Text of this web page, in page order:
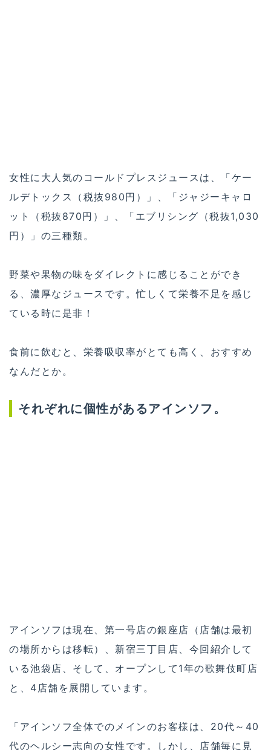
女性に大人気のコールドプレスジュースは、「ケー
ルデトックス（税抜980円）」、「ジャジーキャロ
ット（税抜870円）」、「エブリシング（税抜1,030
円）」の三種類。
野菜や果物の味をダイレクトに感じることができ
る、濃厚なジュースです。忙しくて栄養不足を感じ
ている時に是非！
食前に飲むと、栄養吸収率がとても高く、おすすめ
なんだとか。
それぞれに個性があるアインソフ。
アインソフは現在、第一号店の銀座店（店舗は最初
の場所からは移転）、新宿三丁目店、今回紹介して
いる池袋店、そして、オープンして1年の歌舞伎町店
と、4店舗を展開しています。
「アインソフ全体でのメインのお客様は、20代～40
代のヘルシー志向の女性です。しかし、店舗毎に見